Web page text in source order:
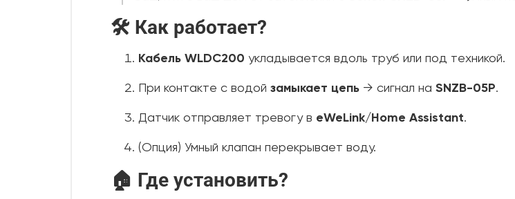
🛠 Как работает?
Кабель WLDC200 укладывается вдоль труб или под техникой.
При контакте с водой замыкает цепь → сигнал на SNZB-05P.
Датчик отправляет тревогу в eWeLink/Home Assistant.
(Опция) Умный клапан перекрывает воду.
🏠 Где установить?